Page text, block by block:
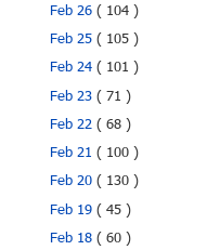
Feb 26( 104 )
Feb 25( 105 )
Feb 24( 101 )
Feb 23( 71 )
Feb 22( 68 )
Feb 21( 100 )
Feb 20( 130 )
Feb 19( 45 )
Feb 18( 60 )